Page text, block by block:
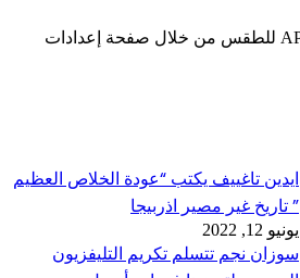
يجب عليك إضافة مفتاح API للطقس من خلال صفحة إعدادات
ايدين تاغييف يكتب “عودة الخلاص العظيم
” تاريخ غير مصير اذربيجا
يونيو 12, 2022
سوزان نجم تتسلم تكريم التليفزيون